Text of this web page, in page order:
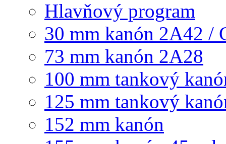
Hlavňový program
30 mm kanón 2A42 /
73 mm kanón 2A28
100 mm tankový
125 mm tankový
152 mm kanón